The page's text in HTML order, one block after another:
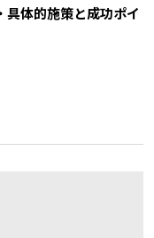
具体的施策と成功ポイ